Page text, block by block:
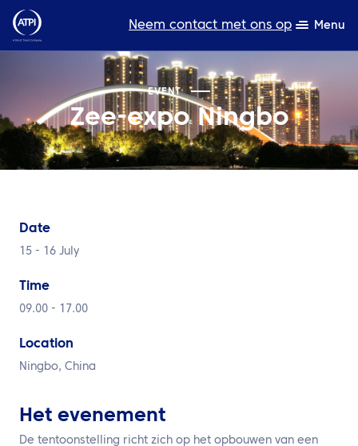
Neem contact met ons op Menu
Deskundigheid
Bronnen
Over ons
Duurzaamheid
Zoeken
NL
EVENT
Zee-expo Ningbo
Date
15 - 16 July
Time
09.00 - 17.00
Location
Ningbo, China
Het evenement
De tentoonstelling richt zich op het opbouwen van een